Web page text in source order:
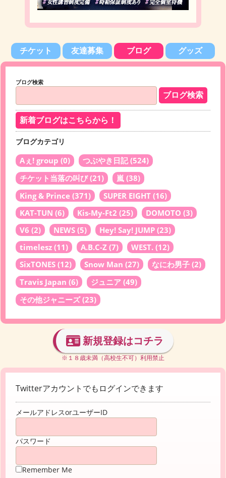
チケット 友達募集 ブログ グッズ
ブログ検索
新着ブログはこちらから！
ブログカテゴリ
Aぇ! group (0) つぶやき日記(524)
チケット当落の叫び(21) 嵐 (38)
King & Prince (371) SUPER EIGHT (16)
KAT-TUN (6) Kis-My-Ft2 (25) DOMOTO (3)
V6 (2) NEWS (5) Hey! Say! JUMP (23)
timelesz (11) A.B.C-Z (7) WEST. (12)
SixTONES (12) Snow Man (27) なにわ男子 (2)
Travis Japan (6) ジュニア (49)
その他ジャニーズ(23)
新規登録はコチラ
※１８歳未満（高校生不可）利用禁止
Twitterアカウントでもログインできます
メールアドレスorユーザーID
パスワード
Remember Me